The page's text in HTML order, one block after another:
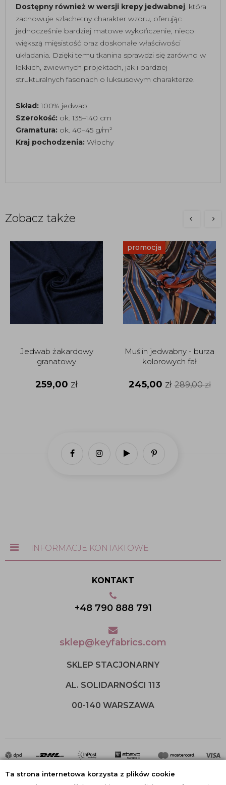
Ta strona internetowa korzysta z plików cookie
Dostępny również w wersji krepy jedwabnej, która
zachowuje szlachetny charakter wzoru, oferując
jednocześnie bardziej matowe wykończenie, nieco
większą mięsistość oraz doskonałe właściwości
układania. Dzięki temu tkanina sprawdzi się zarówno w
lekkich, zwiewnych projektach, jak i bardziej
strukturalnych fasonach o luksusowym charakterze.
Skład: 100% jedwab
Szerokość: ok. 135–140 cm
Gramatura: ok. 40–45 g/m²
Kraj pochodzenia: Włochy
Zobacz także
Jedwab żakardowy
granatowy
259,00 zł
promocja
Muślin jedwabny - burza
kolorowych fał
245,00 zł 289,00zł
INFORMACJE KONTAKTOWE
KONTAKT
+48 790 888 791
sklep@keyfabrics.com
SKLEP STACJONARNY
AL. SOLIDARNOŚCI 113
00-140 WARSZAWA